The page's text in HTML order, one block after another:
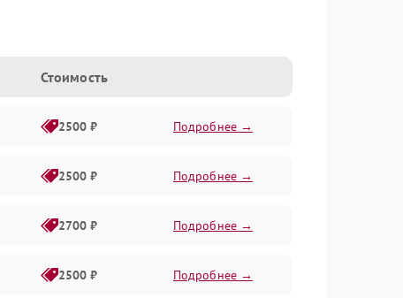
Стоимость
2500 ₽ Подробнее →
2500 ₽ Подробнее →
2700 ₽ Подробнее →
2500 ₽ Подробнее →